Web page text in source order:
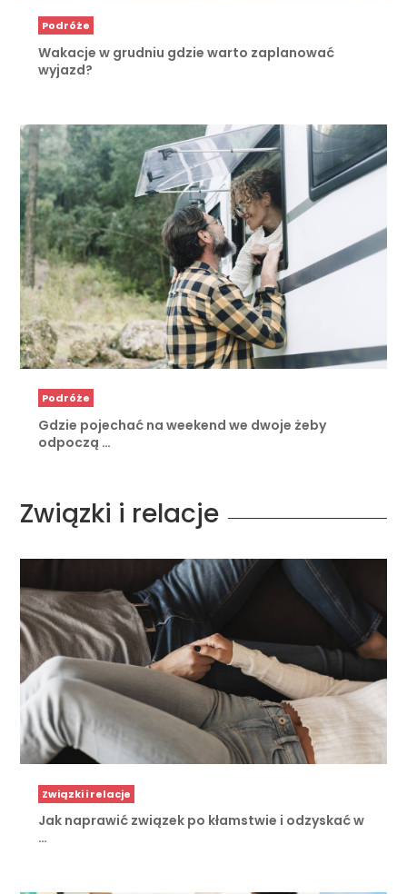
Podróże
Wakacje w grudniu gdzie warto zaplanować
wyjazd?
Podróże
Gdzie pojechać na weekend we dwoje żeby
odpoczą …
Związki i relacje
Związki i relacje
Jak naprawić związek po kłamstwie i odzyskać w
…